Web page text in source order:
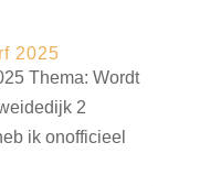
2025
Thema: Wordt
2
ik onofficieel